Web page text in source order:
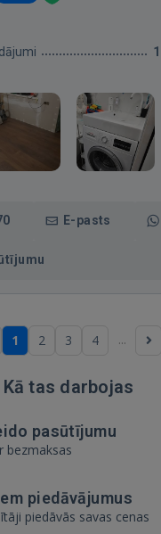
E-pasts
1 2 3 4 ...
Kā tas darbojas
pasūtījumu
bezmaksas
piedāvājumus
piedāvās savas cenas